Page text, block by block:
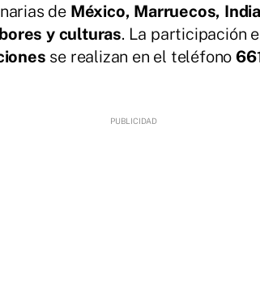
de México, Marruecos,
y culturas. La participación
se realizan en el teléfono